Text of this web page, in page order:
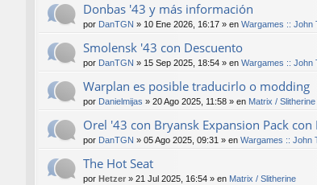
Donbas '43 y más información
por DanTGN » 10 Ene 2026, 16:17 » en Wargames :: John
Smolensk '43 con Descuento
por DanTGN » 15 Sep 2025, 18:54 » en Wargames :: John
Warplan es posible traducirlo o modding
por Danielmijas » 20 Ago 2025, 11:58 » en Matrix / Slitherine
Orel '43 con Bryansk Expansion Pack con
por DanTGN » 05 Ago 2025, 09:31 » en Wargames :: John
The Hot Seat
por Hetzer » 21 Jul 2025, 16:54 » en Matrix / Slitherine